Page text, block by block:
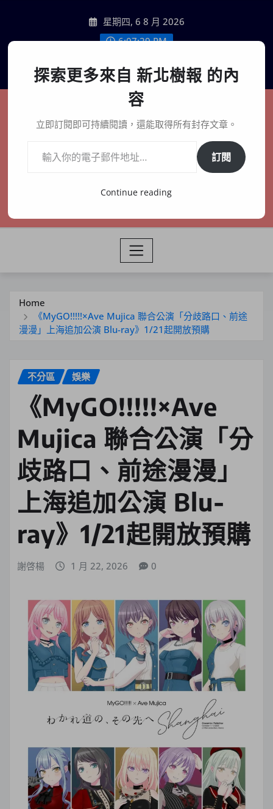
content
星期四, 6 8 月 2026
6:07:31 PM
聯絡我們
新北樹報
在地、記憶、連結、創生
Home
《MyGO!!!!!×Ave Mujica 聯合公演「分歧路口、前途
漫漫」上海追加公演 Blu-ray》1/21起開放預購
不分區 娛樂
《MyGO!!!!!×Ave
Mujica 聯合公演「分
歧路口、前途漫漫」
上海追加公演 Blu-
ray》1/21起開放預購
謝啓楊 1 月 22, 2026 0
探索更多來自 新北樹報 的內
容
立即訂閱即可持續閱讀，還能取得所有封存文章。
訂閱
Continue reading